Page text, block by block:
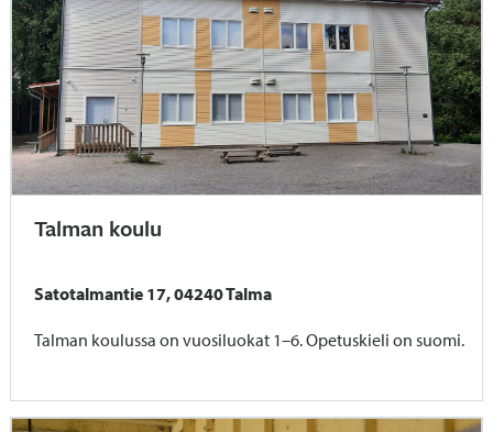
Talman koulu
Satotalmantie 17, 04240 Talma
Talman koulussa on vuosiluokat 1–6. Opetuskieli on suomi.